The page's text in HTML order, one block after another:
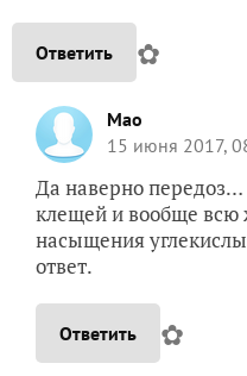
Ответить ✿
Mao
15 июня 2017,
Да наверно
клещей и вообще всю
насыщения
ответ.
Ответить ✿